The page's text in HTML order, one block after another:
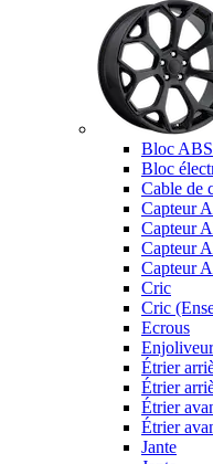
Bloc
Bloc
Cable de
Capteur
Capteur
Capteur
Capteur
Cric
Cric
Ecrous
Enjoliveur
Étrier
Étrier
Étrier
Étrier
Jante